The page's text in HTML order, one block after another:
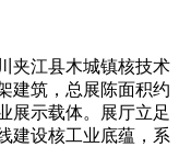
夹江县木城镇核技术
建筑，总展陈面积约
展示载体。展厅立足
建设核工业底蕴，系